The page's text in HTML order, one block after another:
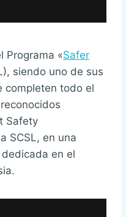
Programa «Safer
siendo uno de sus
completen todo el
Safety
SCSL, en una
en el